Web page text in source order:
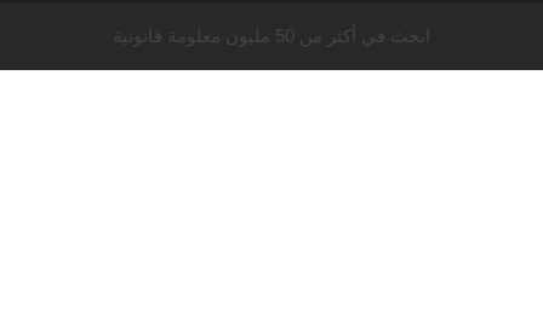
ابحث في أكثر من 50 مليون معلومة قانونية